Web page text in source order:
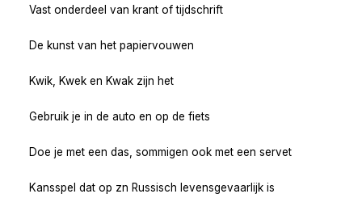
Vast onderdeel van krant of tijdschrift
De kunst van het papiervouwen
Kwik, Kwek en Kwak zijn het
Gebruik je in de auto en op de fiets
Doe je met een das, sommigen ook met een servet
Kansspel dat op zn Russisch levensgevaarlijk is